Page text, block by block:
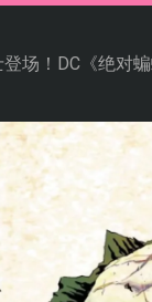
场！DC《绝对